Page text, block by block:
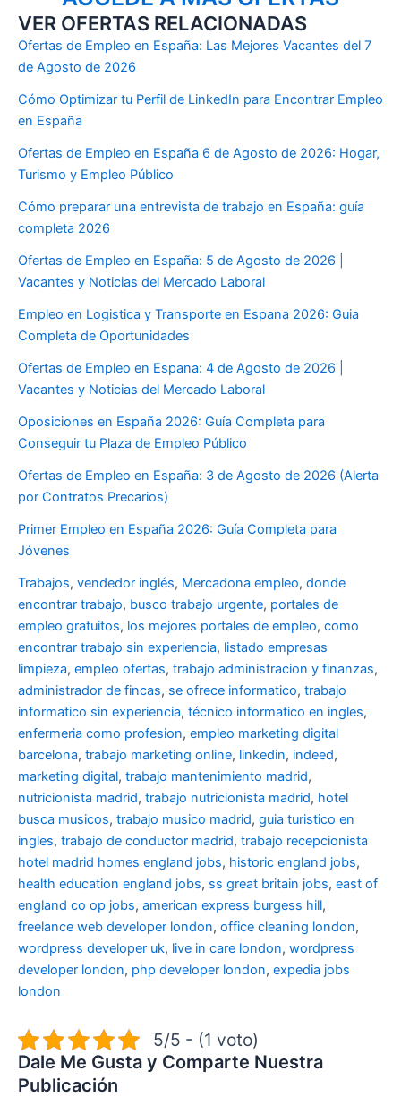
VER OFERTAS RELACIONADAS
Ofertas de Empleo en España: Las Mejores Vacantes del 7
de Agosto de 2026
Cómo Optimizar tu Perfil de LinkedIn para Encontrar Empleo
en España
Ofertas de Empleo en España 6 de Agosto de 2026: Hogar,
Turismo y Empleo Público
Cómo preparar una entrevista de trabajo en España: guía
completa 2026
Ofertas de Empleo en España: 5 de Agosto de 2026 |
Vacantes y Noticias del Mercado Laboral
Empleo en Logistica y Transporte en Espana 2026: Guia
Completa de Oportunidades
Ofertas de Empleo en Espana: 4 de Agosto de 2026 |
Vacantes y Noticias del Mercado Laboral
Oposiciones en España 2026: Guía Completa para
Conseguir tu Plaza de Empleo Público
Ofertas de Empleo en España: 3 de Agosto de 2026 (Alerta
por Contratos Precarios)
Primer Empleo en España 2026: Guía Completa para
Jóvenes
Trabajos, vendedor inglés, Mercadona empleo, donde
encontrar trabajo, busco trabajo urgente, portales de
empleo gratuitos, los mejores portales de empleo, como
encontrar trabajo sin experiencia, listado empresas
limpieza, empleo ofertas, trabajo administracion y finanzas,
administrador de fincas, se ofrece informatico, trabajo
informatico sin experiencia, técnico informatico en ingles,
enfermeria como profesion, empleo marketing digital
barcelona, trabajo marketing online, linkedin, indeed,
marketing digital, trabajo mantenimiento madrid,
nutricionista madrid, trabajo nutricionista madrid, hotel
busca musicos, trabajo musico madrid, guia turistico en
ingles, trabajo de conductor madrid, trabajo recepcionista
hotel madrid homes england jobs, historic england jobs,
health education england jobs, ss great britain jobs, east of
england co op jobs, american express burgess hill,
freelance web developer london, office cleaning london,
wordpress developer uk, live in care london, wordpress
developer london, php developer london, expedia jobs
london
5/5 - (1 voto)
Dale Me Gusta y Comparte Nuestra
Publicación